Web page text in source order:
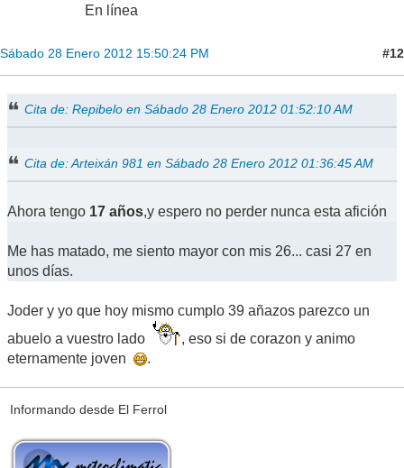
En línea
Sábado 28 Enero 2012 15:50:24 PM #12
Cita de: Repibelo en Sábado 28 Enero 2012 01:52:10 AM
Cita de: Arteixán 981 en Sábado 28 Enero 2012 01:36:45 AM
Ahora tengo 17 años,y espero no perder nunca esta afición
Me has matado, me siento mayor con mis 26... casi 27 en
unos días.
Joder y yo que hoy mismo cumplo 39 añazos parezco un
abuelo a vuestro lado
, eso si de corazon y animo
eternamente joven
.
Informando desde El Ferrol